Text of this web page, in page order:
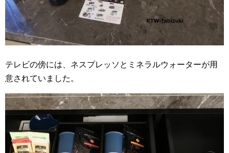
テレビの傍には、ネスプレッソとミネラルウォーターが用
意されていました。